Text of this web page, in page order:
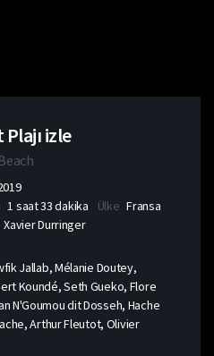
izle
1 saat 33 dakika Ülke Fransa
Xavier Durringer
Jallab, Mélanie Doutey,
Koundé, Seth Gueko, Flore
N'Goumou dit Dosseh, Hache
Arthur Fleutot, Olivier